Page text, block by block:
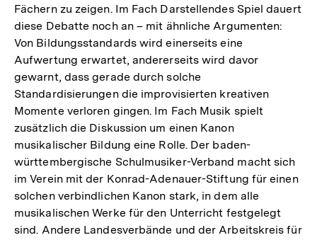
Fächern zu zeigen. Im Fach Darstellendes Spiel dauert
diese Debatte noch an – mit ähnliche Argumenten:
Von Bildungsstandards wird einerseits eine
Aufwertung erwartet, andererseits wird davor
gewarnt, dass gerade durch solche
Standardisierungen die improvisierten kreativen
Momente verloren gingen. Im Fach Musik spielt
zusätzlich die Diskussion um einen Kanon
musikalischer Bildung eine Rolle. Der baden-
württembergische Schulmusiker-Verband macht sich
im Verein mit der Konrad-Adenauer-Stiftung für einen
solchen verbindlichen Kanon stark, in dem alle
musikalischen Werke für den Unterricht festgelegt
sind. Andere Landesverbände und der Arbeitskreis für